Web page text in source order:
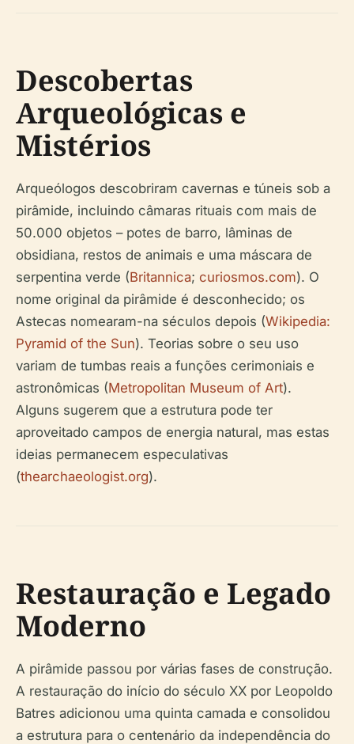
Descobertas
Arqueológicas e
Mistérios
Arqueólogos descobriram cavernas e túneis sob a
pirâmide, incluindo câmaras rituais com mais de
50.000 objetos – potes de barro, lâminas de
obsidiana, restos de animais e uma máscara de
serpentina verde (Britannica; curiosmos.com). O
nome original da pirâmide é desconhecido; os
Astecas nomearam-na séculos depois (Wikipedia:
Pyramid of the Sun). Teorias sobre o seu uso
variam de tumbas reais a funções cerimoniais e
astronômicas (Metropolitan Museum of Art).
Alguns sugerem que a estrutura pode ter
aproveitado campos de energia natural, mas estas
ideias permanecem especulativas
(thearchaeologist.org).
Restauração e Legado
Moderno
A pirâmide passou por várias fases de construção.
A restauração do início do século XX por Leopoldo
Batres adicionou uma quinta camada e consolidou
a estrutura para o centenário da independência do